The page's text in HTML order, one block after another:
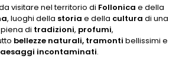
visitare nel territorio di Follonica e della
, luoghi della storia e della cultura di una
di tradizioni, profumi,
bellezze naturali, tramonti bellissimi e
incontaminati.